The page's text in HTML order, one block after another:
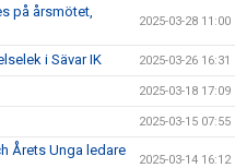
på årsmötet,
2025-03-28 11:00
i Sävar IK 2025-03-26 16:31
2025-03-18 17:09
2025-03-15 07:55
Årets Unga ledare
2025-03-14 16:12